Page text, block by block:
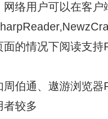
络用户可以在客
的情况下阅读支
伯通、遨游浏览
者较多